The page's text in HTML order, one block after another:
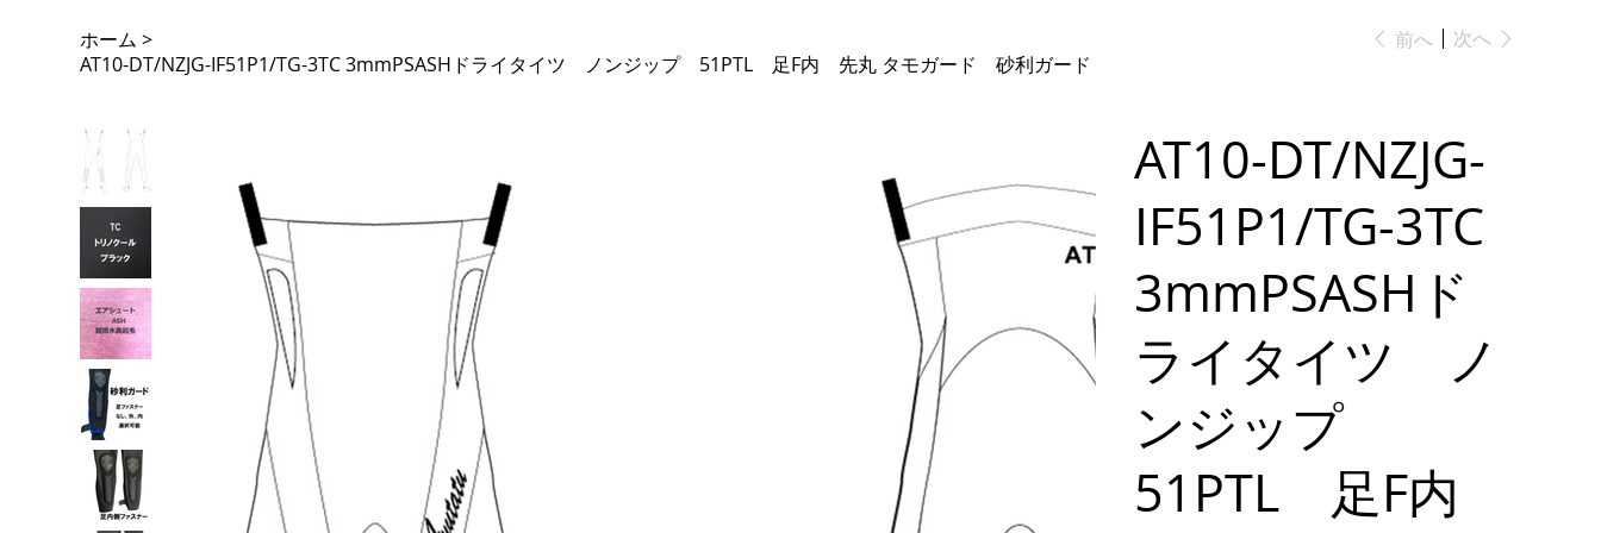
ホーム >
AT10-DT/NZJG-IF51P1/TG-3TC 3mmPSASHドライタイツ ノンジップ 51PTL 足F内 先丸 タモガード 砂利ガード
前へ 次へ
AT10-DT/NZJG-
IF51P1/TG-3TC
3mmPSASHド
ライタイツ ノ
ンジップ
51PTL 足F内